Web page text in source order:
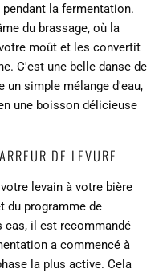
la fermentation.
du brassage, où la
moût et les convertit
C'est une belle danse de
simple mélange d'eau,
une boisson délicieuse
DE LEVURE
levain à votre bière
du programme de
cas, il est recommandé
a commencé à
la plus active. Cela